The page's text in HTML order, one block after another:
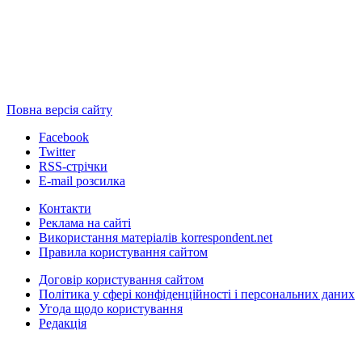
Повна версія сайту
Facebook
Twitter
RSS-стрічки
E-mail розсилка
Контакти
Реклама на сайті
Використання матеріалів korrespondent.net
Правила користування сайтом
Договір користування сайтом
Політика у сфері конфіденційності і персональних даних
Угода щодо користування
Редакція